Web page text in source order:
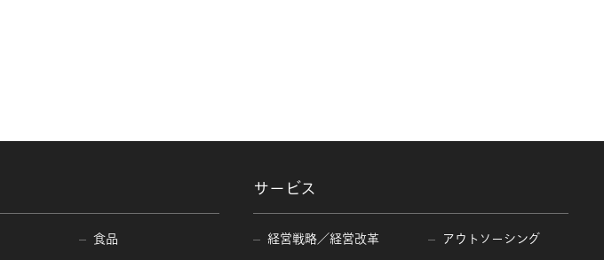
食品
サービス
経営戦略／経営改革
アウトソーシング